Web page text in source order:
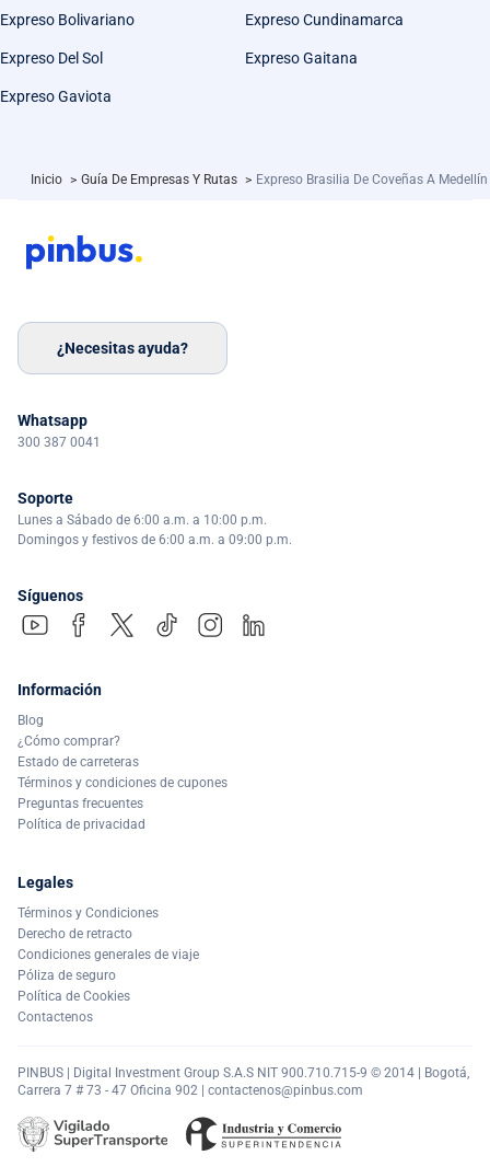
Expreso Bolivariano Expreso Cundinamarca
Expreso Del Sol Expreso Gaitana
Expreso Gaviota
Inicio > Guía De Empresas Y Rutas > Expreso Brasilia De Coveñas A Medellín
¿Necesitas ayuda?
Whatsapp
300 387 0041
Soporte
Lunes a Sábado de 6:00 a.m. a 10:00 p.m.
Domingos y festivos de 6:00 a.m. a 09:00 p.m.
Síguenos
Información
Blog
¿Cómo comprar?
Estado de carreteras
Términos y condiciones de cupones
Preguntas frecuentes
Política de privacidad
Legales
Términos y Condiciones
Derecho de retracto
Condiciones generales de viaje
Póliza de seguro
Política de Cookies
Contactenos
PINBUS | Digital Investment Group S.A.S NIT 900.710.715-9 © 2014 | Bogotá,
Carrera 7 # 73 - 47 Oficina 902 | contactenos@pinbus.com